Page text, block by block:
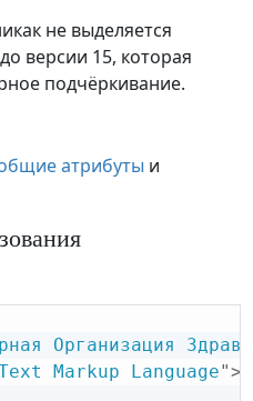
не выделяется
версии 15, которая
подчёркивание.
атрибуты и
Организация
Markup Language">